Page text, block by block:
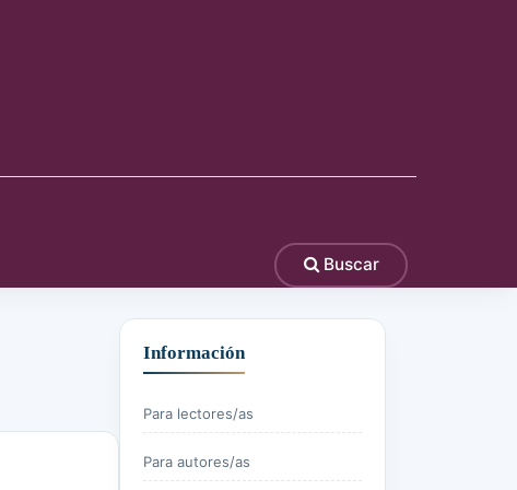
Buscar
Información
Para lectores/as
Para autores/as